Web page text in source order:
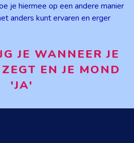
je hiermee op een andere manier
anders kunt ervaren en erger
JE WANNEER JE
EN JE MOND
'JA'